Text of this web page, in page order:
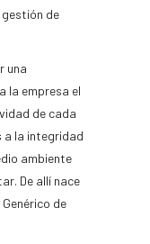
de
una
la empresa el
de cada
a la integridad
ambiente
De allí nace
de